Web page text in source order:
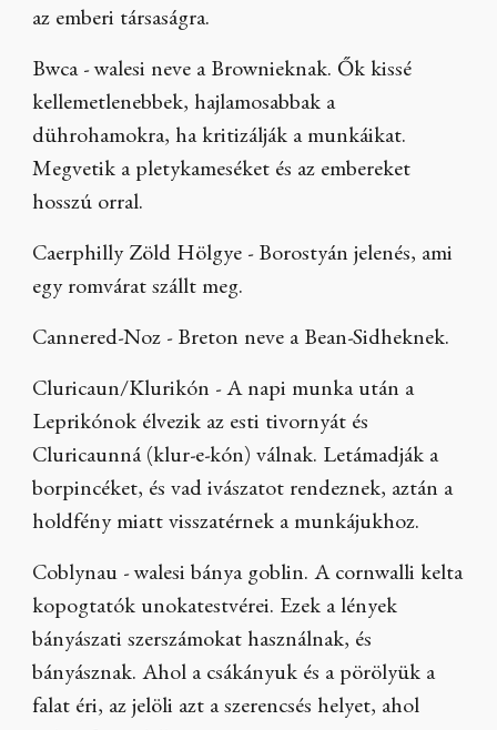
az emberi társaságra.
Bwca - walesi neve a Brownieknak. Ők kissé
kellemetlenebbek, hajlamosabbak a
dührohamokra, ha kritizálják a munkáikat.
Megvetik a pletykameséket és az embereket
hosszú orral.
Caerphilly Zöld Hölgye - Borostyán jelenés, ami
egy romvárat szállt meg.
Cannered-Noz - Breton neve a Bean-Sidheknek.
Cluricaun/Klurikón - A napi munka után a
Leprikónok élvezik az esti tivornyát és
Cluricaunná (klur-e-kón) válnak. Letámadják a
borpincéket, és vad ivászatot rendeznek, aztán a
holdfény miatt visszatérnek a munkájukhoz.
Coblynau - walesi bánya goblin. A cornwalli kelta
kopogtatók unokatestvérei. Ezek a lények
bányászati szerszámokat használnak, és
bányásznak. Ahol a csákányuk és a pörölyük a
falat éri, az jelöli azt a szerencsés helyet, ahol